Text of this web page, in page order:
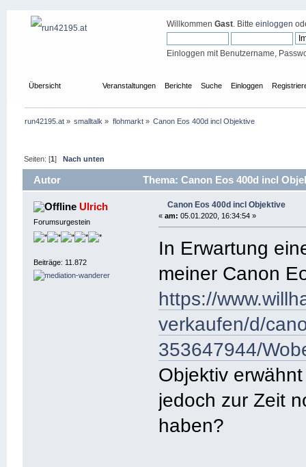
Willkommen Gast. Bitte einloggen
Einloggen mit Benutzername,
Übersicht Veranstaltungen Berichte Suche Einloggen
run42195.at » smalltalk » flohmarkt» Canon Eos 400d incl Objektive
Seiten: [1]Nach unten
Autor Thema: Canon Eos 400d incl
Ulrich
Forumsurgestein
Beiträge: 11.872
Canon Eos 400d incl Objektive
«am: 05.01.2020, 16:34:54 »
In Erwartung
meiner Canon
https://
verkaufen/d/
353647944/
Objektiv
jedoch zur Zeit
haben?